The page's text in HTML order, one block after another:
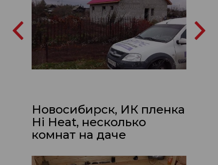
Новосибирск, ИК пленка
Hi Heat, несколько
комнат на даче